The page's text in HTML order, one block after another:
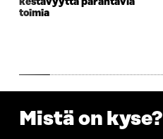
toimia
Mistä on kyse?